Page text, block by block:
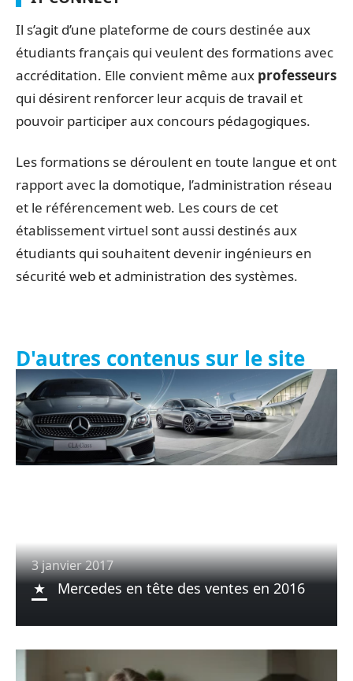
Il s’agit d’une plateforme de cours destinée aux
étudiants français qui veulent des formations avec
accréditation. Elle convient même aux professeurs
qui désirent renforcer leur acquis de travail et
pouvoir participer aux concours pédagogiques.
Les formations se déroulent en toute langue et ont
rapport avec la domotique, l’administration réseau
et le référencement web. Les cours de cet
établissement virtuel sont aussi destinés aux
étudiants qui souhaitent devenir ingénieurs en
sécurité web et administration des systèmes.
D'autres contenus sur le site
3 janvier 2017
Mercedes en tête des ventes en 2016